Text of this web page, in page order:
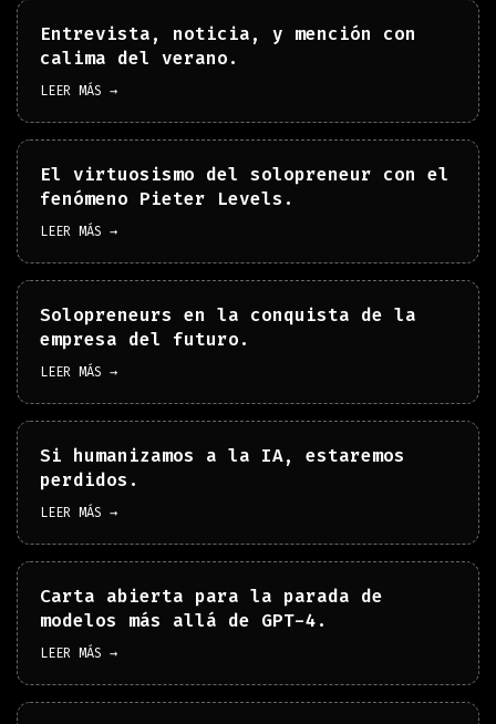
Entrevista, noticia, y mención con
calima del verano.
LEER MÁS →
El virtuosismo del solopreneur con el
fenómeno Pieter Levels.
LEER MÁS →
Solopreneurs en la conquista de la
empresa del futuro.
LEER MÁS →
Si humanizamos a la IA, estaremos
perdidos.
LEER MÁS →
Carta abierta para la parada de
modelos más allá de GPT-4.
LEER MÁS →